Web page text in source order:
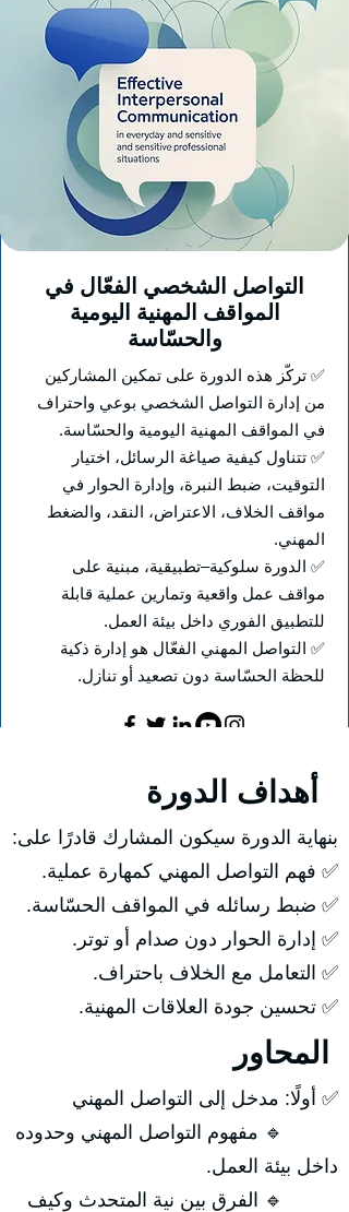
التواصل الشخصي الفعّال في
المواقف المهنية اليومية
والحسّاسة
✅ تركّز هذه الدورة على تمكين المشاركين
من إدارة التواصل الشخصي بوعي واحتراف
في المواقف المهنية اليومية والحسّاسة.
✅ تتناول كيفية صياغة الرسائل، اختيار
التوقيت، ضبط النبرة، وإدارة الحوار في
مواقف الخلاف، الاعتراض، النقد، والضغط
المهني.
✅ الدورة سلوكية–تطبيقية، مبنية على
مواقف عمل واقعية وتمارين عملية قابلة
للتطبيق الفوري داخل بيئة العمل.
✅ التواصل المهني الفعّال هو إدارة ذكية
للحظة الحسّاسة دون تصعيد أو تنازل.
بنهاية الدورة سيكون المشارك قادرًا على:
✅ فهم التواصل المهني كمهارة عملية.
✅ ضبط رسائله في المواقف الحسّاسة.
✅ إدارة الحوار دون صدام أو توتر.
✅ التعامل مع الخلاف باحتراف.
✅ تحسين جودة العلاقات المهنية.
✅ أولًا: مدخل إلى التواصل المهني
🔹 مفهوم التواصل المهني وحدوده
داخل بيئة العمل.
🔹 الفرق بين نية المتحدث وكيف